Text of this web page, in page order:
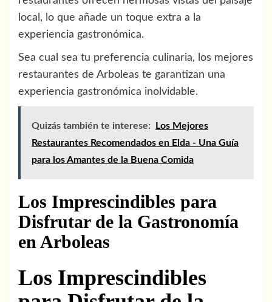
local, lo que añade un toque extra a la
experiencia gastronómica.
Sea cual sea tu preferencia culinaria, los mejores
restaurantes de Arboleas te garantizan una
experiencia gastronómica inolvidable.
Quizás también te interese:
Los Mejores
Restaurantes Recomendados en Elda - Una Guía
para los Amantes de la Buena Comida
Los Imprescindibles para
Disfrutar de la Gastronomía
en Arboleas
Los Imprescindibles